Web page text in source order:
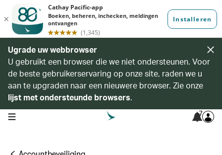
Ugrade uw webbrowser
U gebruikt een browser die we niet ondersteunen. Voor
de beste gebruikerservaring op onze site, raden we u
aan te upgraden naar een nieuwere browser. Zie onze
lijst met ondersteunde browsers.
open navigation menu 7